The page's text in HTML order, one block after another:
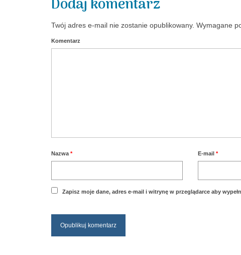
Dodaj komentarz
Twój adres e-mail nie zostanie opublikowany. Wymagane
Komentarz
Nazwa * E-mail*
Zapisz moje dane, adres e-mail i witrynę w przeglądarce aby